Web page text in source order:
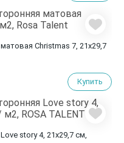
Christmas 7, 21х29,7
Купить
story 4, 21х29,7 см,